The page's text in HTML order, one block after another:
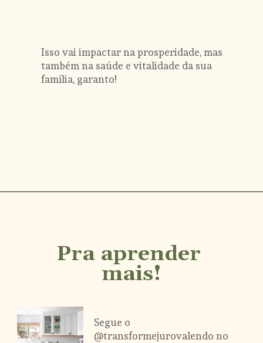
Isso vai impactar na prosperidade, mas
também na saúde e vitalidade da sua
família, garanto!
Pra aprender
mais!
Segue o
@transformejurovalendo no